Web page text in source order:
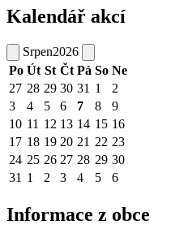
Kalendář akcí
Srpen2026
Po Út St Čt Pá So Ne
27 28 29 30 31 1
2
3
4 5 6 7 8
9
10 11 12 13 14 15 16
17 18 19 20 21 22 23
24 25 26 27 28 29 30
31 1 2 3 4 5 6
Informace z obce